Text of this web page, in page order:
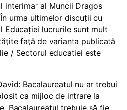
interimar al Muncii Dragos
urma ultimelor discuții cu
Educației lucrurile sunt mult
față de varianta publicată
/ Sectorul educației este
Bacalaureatul nu ar trebui
ca mijloc de intrare la
Bacalaureatul trebuie să fie